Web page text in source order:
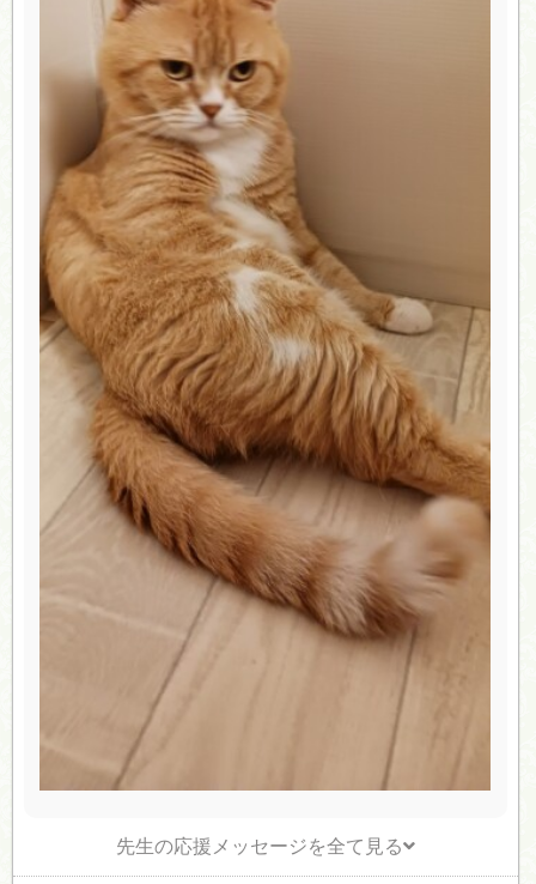
先生の応援メッセージを全て見る